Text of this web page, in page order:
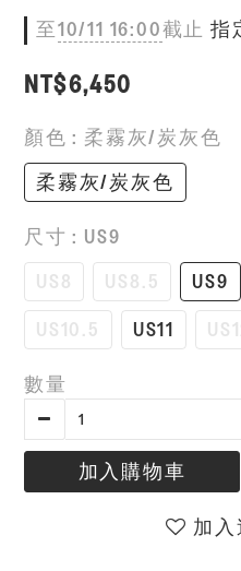
至10/11 16:00截止 指
NT$6,450
顏色: 柔霧灰/炭灰色
柔霧灰/炭灰色
尺寸: US9
US8
US8.5 US9
US10.5
US11
數量
加入購物車
加